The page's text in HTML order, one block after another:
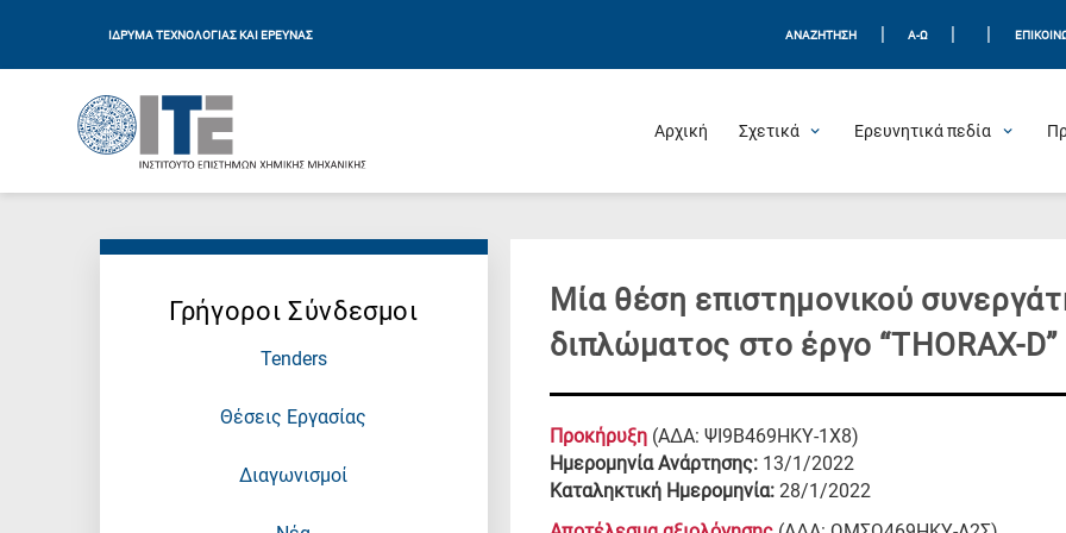
ΙΔΡΥΜΑ ΤΕΧΝΟΛΟΓΙΑΣ ΚΑΙ ΕΡΕΥΝΑΣ ΑΝΑΖΗΤΗΣΗ Α-Ω
Αρχική Σχετικά Ερευνητικά πεδία
Γρήγοροι Σύνδεσμοι
Tenders
Θέσεις Εργασίας
Διαγωνισμοί
Μία θέση επιστημονικού
διπλώματος στο έργο “THORAX-D”
Προκήρυξη (ΑΔΑ: ΨΙ9Β469ΗΚΥ-1Χ8)
Ημερομηνία Ανάρτησης:13/1/2022
Καταληκτική Ημερομηνία:28/1/2022